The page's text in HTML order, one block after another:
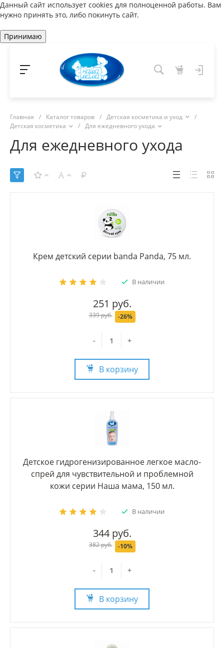
Данный сайт использует cookies для полноценной работы. Вам
нужно принять это, либо покинуть сайт.
Принимаю
Главная / Каталог товаров / Детская косметика и уход
/
Детская косметика
/ Для ежедневного ухода
Для ежедневного ухода
Крем детский серии banda Panda, 75 мл.
В наличии
251 руб.
339 руб. -26%
- +
В корзину
Детское гидрогенизированное легкое масло-
спрей для чувствительной и проблемной
кожи серии Наша мама, 150 мл.
В наличии
344 руб.
382 руб. -10%
- +
В корзину